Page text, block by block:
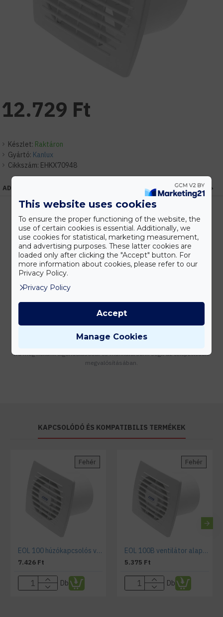
Készlet: Raktáron
Gyártó: Kanlux
Cikkszám: EHKX70948
12.729 Ft
ADATOK
Kedvezmények
Vásárolj nagyobb mennyiségben és megadjuk a legjobb gyártói árakat.
Tanácsadás
Írd meg nekünk elgondolásodat és munkatársunk segít az elképzeléseid
megvalósításában.
KAPCSOLÓDÓ ÉS KOMPATIBILIS TERMÉKEK
Fehér
EOL 100 húzókapcsolós ventilátor
7.426 Ft
Db
Fehér
EOL 100B ventilátor alap kivitel
5.375 Ft
Db
This website uses cookies
To ensure the proper functioning of the website, the
use of certain cookies is essential. Additionally, we
use cookies for statistical, marketing measurement,
and advertising purposes. These latter cookies are
loaded only after clicking the "Accept" button. For
more information about cookies, please refer to our
Privacy Policy.
Privacy Policy
Manage Cookies
Accept